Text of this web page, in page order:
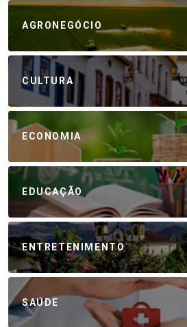
AGRONEGÓCIO
CULTURA
ECONOMIA
EDUCAÇÃO
ENTRETENIMENTO
SAÚDE